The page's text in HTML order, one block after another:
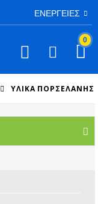
ΕΝΈΡΓΕΙΕΣ
0
ΥΛΙΚΆ ΠΟΡΣΕΛΆΝΗΣ